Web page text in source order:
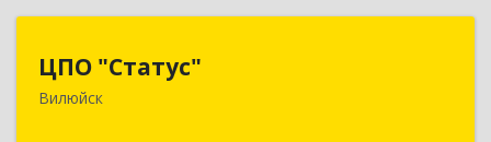
ЦПО "Статус"
Вилюйск
677000, Саха /Якутия/ Респ, Якутск г, Ленина пр-